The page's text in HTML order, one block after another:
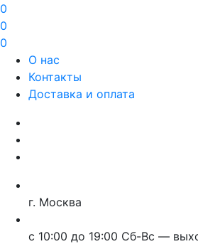
0
0
0
О нас
Контакты
Доставка и оплата
г. Москва
с 10:00 до 19:00 Сб-Вс —